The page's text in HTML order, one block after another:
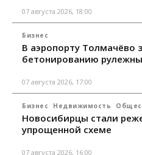
07 августа 2026, 18:00
Бизнес
В аэропорту Толмачёво
бетонированию
07 августа 2026, 17:00
Бизнес Недвижимость
Новосибирцы стали
упрощенной схеме
07 августа 2026, 16:00